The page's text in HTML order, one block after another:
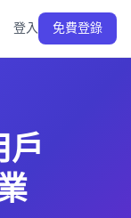
登入 免費登錄
戶